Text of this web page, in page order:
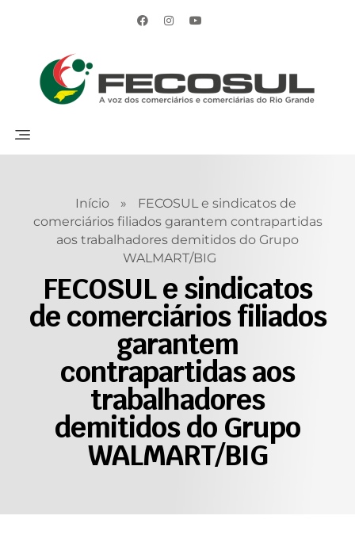
Início »
FECOSUL e sindicatos de
comerciários filiados garantem contrapartidas
aos trabalhadores demitidos do Grupo
WALMART/BIG
FECOSUL e sindicatos
de comerciários filiados
garantem
contrapartidas aos
trabalhadores
demitidos do Grupo
WALMART/BIG